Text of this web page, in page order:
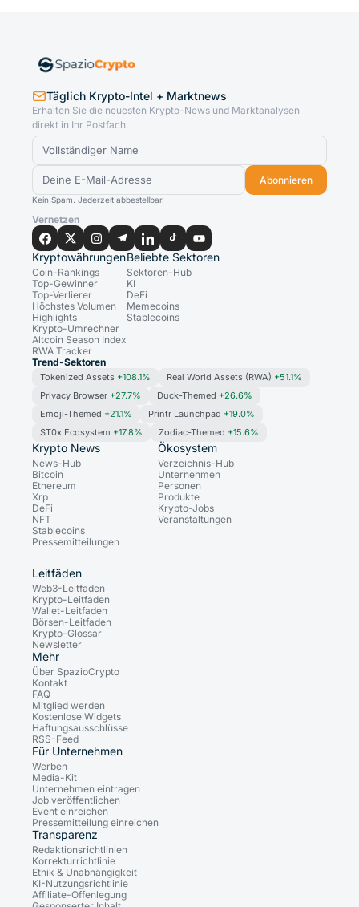
Täglich Krypto-Intel + Marktnews
Erhalten Sie die neuesten Krypto-News und Marktanalysen
direkt in Ihr Postfach.
Abonnieren
Kein Spam. Jederzeit abbestellbar.
Vernetzen
Kryptowährungen
Coin-Rankings
Top-Gewinner
Top-Verlierer
Höchstes Volumen
Highlights
Krypto-Umrechner
Altcoin Season Index
RWA Tracker
Beliebte Sektoren
Sektoren-Hub
KI
DeFi
Memecoins
Stablecoins
Trend-Sektoren
Tokenized Assets +108.1% Real World Assets (RWA) +51.1%
Privacy Browser +27.7% Duck-Themed +26.6%
Emoji-Themed +21.1% Printr Launchpad +19.0%
ST0x Ecosystem +17.8% Zodiac-Themed +15.6%
Krypto News
News-Hub
Bitcoin
Ethereum
Xrp
DeFi
NFT
Stablecoins
Pressemitteilungen
Ökosystem
Verzeichnis-Hub
Unternehmen
Personen
Produkte
Krypto-Jobs
Veranstaltungen
Leitfäden
Web3-Leitfaden
Krypto-Leitfaden
Wallet-Leitfaden
Börsen-Leitfaden
Krypto-Glossar
Newsletter
Mehr
Über SpazioCrypto
Kontakt
FAQ
Mitglied werden
Kostenlose Widgets
Haftungsausschlüsse
RSS-Feed
Für Unternehmen
Werben
Media-Kit
Unternehmen eintragen
Job veröffentlichen
Event einreichen
Pressemitteilung einreichen
Transparenz
Redaktionsrichtlinien
Korrekturrichtlinie
Ethik & Unabhängigkeit
KI-Nutzungsrichtlinie
Affiliate-Offenlegung